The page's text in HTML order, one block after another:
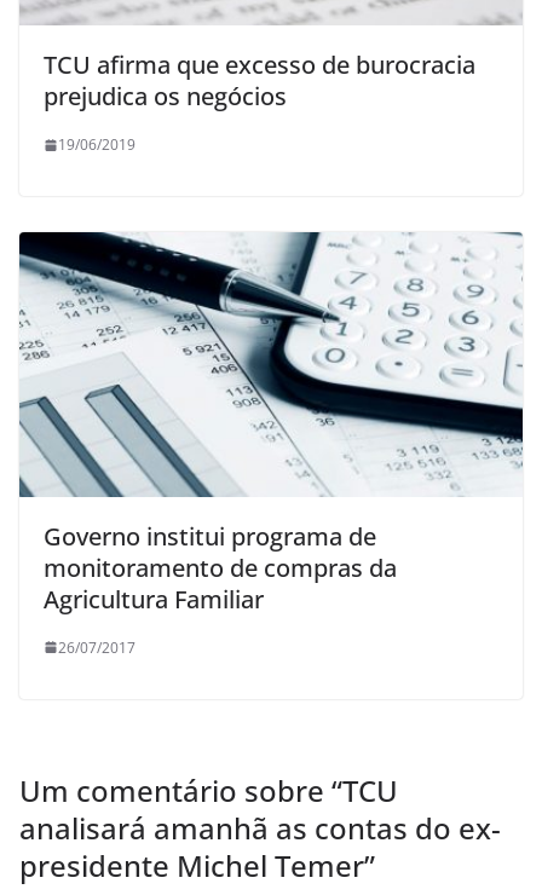
TCU afirma que excesso de burocracia
prejudica os negócios
19/06/2019
Governo institui programa de
monitoramento de compras da
Agricultura Familiar
26/07/2017
Um comentário sobre “TCU
analisará amanhã as contas do ex-
presidente Michel Temer”